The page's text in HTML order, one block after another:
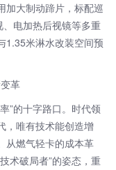
加大制动蹄片，标配巡
电加热后视镜等多重
1.35米淋水改装空间预
”的十字路口。时代领
，唯有技术能创造增
从燃气轻卡的成本革
术破局者”的姿态，重